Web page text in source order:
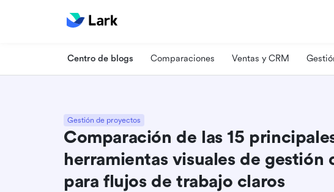
Centro de blogs Comparaciones Ventas y CRM
Gestión de proyectos
Comparación de las 15
herramientas visuales de gestión
para flujos de trabajo claros